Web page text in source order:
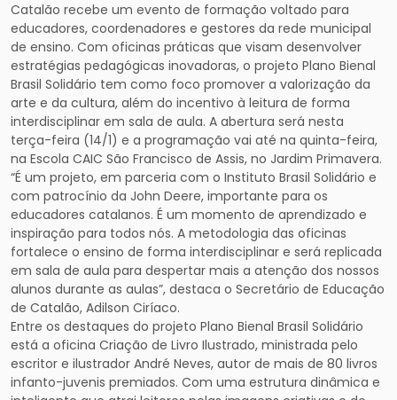
Catalão recebe um evento de formação voltado para
educadores, coordenadores e gestores da rede municipal
de ensino. Com oficinas práticas que visam desenvolver
estratégias pedagógicas inovadoras, o projeto Plano Bienal
Brasil Solidário tem como foco promover a valorização da
arte e da cultura, além do incentivo à leitura de forma
interdisciplinar em sala de aula. A abertura será nesta
terça-feira (14/1) e a programação vai até na quinta-feira,
na Escola CAIC São Francisco de Assis, no Jardim Primavera.
“É um projeto, em parceria com o Instituto Brasil Solidário e
com patrocínio da John Deere, importante para os
educadores catalanos. É um momento de aprendizado e
inspiração para todos nós. A metodologia das oficinas
fortalece o ensino de forma interdisciplinar e será replicada
em sala de aula para despertar mais a atenção dos nossos
alunos durante as aulas”, destaca o Secretário de Educação
de Catalão, Adilson Ciríaco.
Entre os destaques do projeto Plano Bienal Brasil Solidário
está a oficina Criação de Livro Ilustrado, ministrada pelo
escritor e ilustrador André Neves, autor de mais de 80 livros
infanto-juvenis premiados. Com uma estrutura dinâmica e